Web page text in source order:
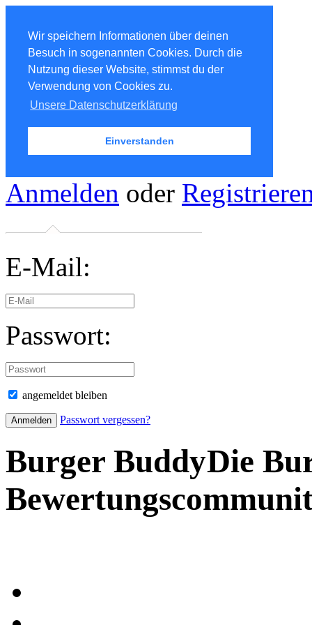
Wir speichern Informationen über deinen
Besuch in sogenannten Cookies. Durch die
Nutzung dieser Website, stimmst du der
Verwendung von Cookies zu.
Unsere Datenschutzerklärung
Einverstanden
Anmelden oder
E-Mail:
Passwort:
angemeldet bleiben
Passwort vergessen?
Burger BuddyDie